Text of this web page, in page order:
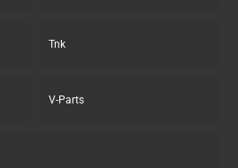
Tnk
V-Parts